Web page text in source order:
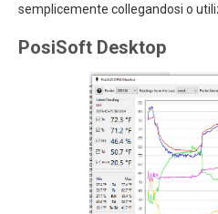
semplicemente collegandosi o
PosiSoft Desktop